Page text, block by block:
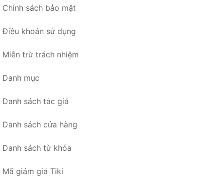
Chính sách bảo mật
Điều khoản sử dụng
Miễn trừ trách nhiệm
Danh mục
Danh sách tác giả
Danh sách cửa hàng
Danh sách từ khóa
Mã giảm giá Tiki